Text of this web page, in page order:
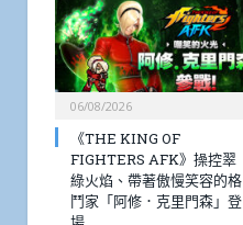
06/08/2026
《THE KING OF
FIGHTERS AFK》操控翠
綠火焰、帶著傲慢笑容的格
鬥家「阿修．克里門森」登